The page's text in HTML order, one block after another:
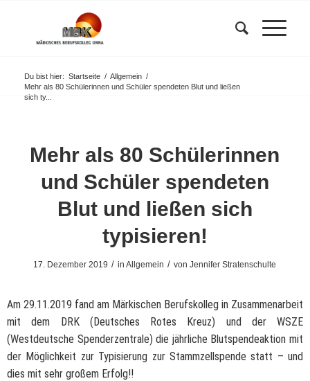
Du bist hier: Startseite / Allgemein /
Mehr als 80 Schülerinnen und Schüler spendeten Blut und ließen
sich ty...
Mehr als 80 Schülerinnen
und Schüler spendeten
Blut und ließen sich
typisieren!
17. Dezember 2019 / inAllgemein / vonJennifer Stratenschulte
Am 29.11.2019 fand am Märkischen Berufskolleg in Zusammenarbeit
mit dem DRK (Deutsches Rotes Kreuz) und der WSZE
(Westdeutsche Spenderzentrale) die jährliche Blutspendeaktion mit
der Möglichkeit zur Typisierung zur Stammzellspende statt – und
dies mit sehr großem Erfolg!!